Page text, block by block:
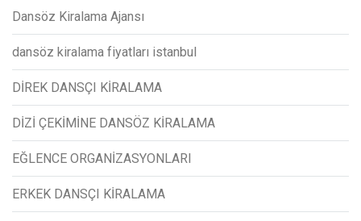
Dansöz Kiralama Ajansı
dansöz kiralama fiyatları istanbul
DİREK DANSÇI KİRALAMA
DİZİ ÇEKİMİNE DANSÖZ KİRALAMA
EĞLENCE ORGANİZASYONLARI
ERKEK DANSÇI KİRALAMA